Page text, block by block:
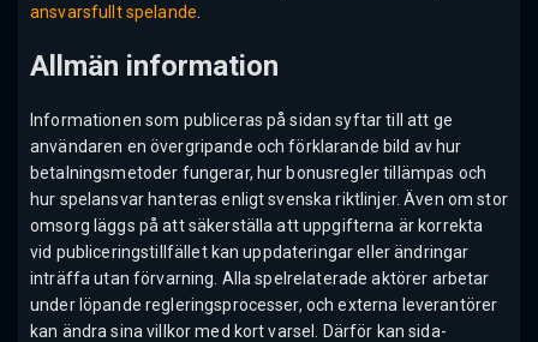
ansvarsfullt spelande
Allmän information
Informationen som publiceras på sidan syftar till att ge
användaren en övergripande och förklarande bild av hur
betalningsmetoder fungerar, hur bonusregler tillämpas och
hur spelansvar hanteras enligt svenska riktlinjer. Även om stor
omsorg läggs på att säkerställa att uppgifterna är korrekta
vid publiceringstillfället kan uppdateringar eller ändringar
inträffa utan förvarning. Alla spelrelaterade aktörer arbetar
under löpande regleringsprocesser, och externa leverantörer
kan ändra sina villkor med kort varsel. Därför kan sida-